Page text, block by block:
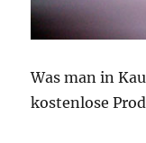
Was man in
kostenlose